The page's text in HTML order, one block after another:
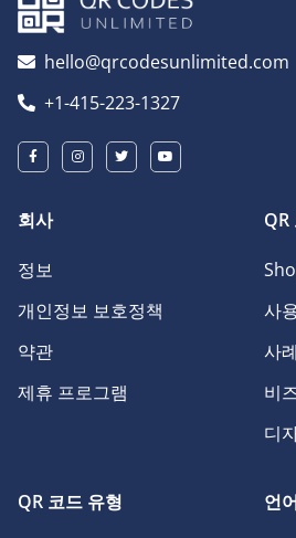
hello@qrcodesunlimited.com
+1-415-223-1327
회사
정보
개인정보 보호정책
약관
제휴 프로그램
QR
사
사
비
디
QR 코드 유형 언